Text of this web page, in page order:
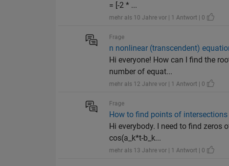
= [-2 * ...
mehr als 10 Jahre vor | 1 Antwort | 0
Frage
n nonlinear (transcendent)
Hi everyone! How can I find the
number of equat...
mehr als 12 Jahre vor | 1 Antwort | 0
Frage
How to find points of
Hi everybody. I need to find
cos(a_k*t-b_k...
mehr als 13 Jahre vor | 1 Antwort | 0